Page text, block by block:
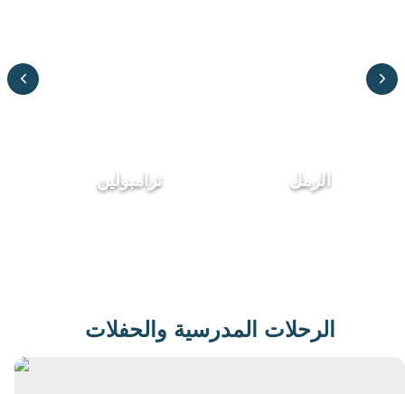
ترامبولين الرمل
الرحلات المدرسية والحفلات